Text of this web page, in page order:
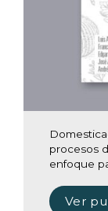
procesos
enfoque
Ver